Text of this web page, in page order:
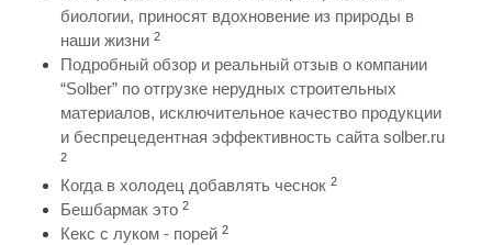
биологии, приносят вдохновение из природы в
наши жизни 2
Подробный обзор и реальный отзыв о компании
“Solber” по отгрузке нерудных строительных
материалов, исключительное качество продукции
и беспрецедентная эффективность сайта solber.ru
2
Когда в холодец добавлять чеснок 2
Бешбармак это 2
Кекс с луком - порей 2